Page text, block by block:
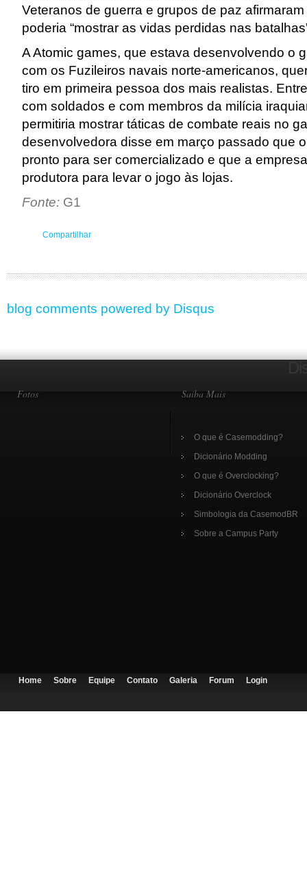
Veteranos de guerra e grupos de paz
poderia “mostrar as vidas perdidas nas
A Atomic games, que estava desenvolvendo o
com os Fuzileiros navais norte-americanos,
tiro em primeira pessoa dos mais realistas.
com soldados e com membros da milícia
permitiria mostrar táticas de combate reais no
desenvolvedora disse em março passado que
pronto para ser comercializado e que a
produtora para levar o jogo às lojas.
Fonte: G1
Compartilhar
blog comments powered by Disqus
Fotos Saiba Mais
O que é Casemodding?
Dicionário Modding
O que é Overclocking?
Dicionário Overclock
Simbologia da CasemodBR
Sobre a Campus Party
Home Sobre Equipe Contato Galeria Forum Login